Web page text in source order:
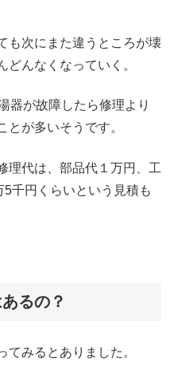
も次にまた違うところが壊
どんなくなっていく。
器が故障したら修理より
とが多いそうです。
理代は、部品代１万円、工
千円くらいという見積も
るの？
みるとありました。